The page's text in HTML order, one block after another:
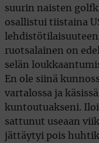
suurin naisten
osallistui tiistaina
ruotsalainen on
selän
En ole siinä
vartalossa ja
kuntoutuakseni.
sattunut useaan
jättäytyi pois